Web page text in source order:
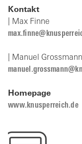
Kontakt
| Max Finne
| Manuel Grossmann
Homepage
www.knusperreich.de